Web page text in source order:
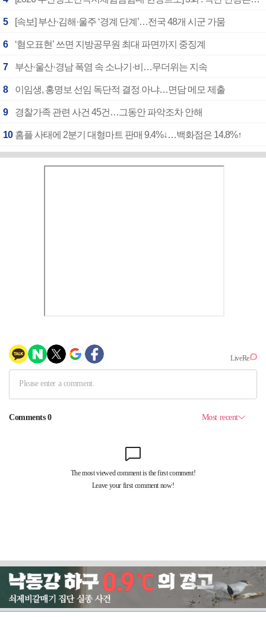
5 [속보] 부산·김해·울주 ‘경계 단계’…전국 48개 시군 가뭄
6 ‘혐오표현’ 쓰면 지방공무원 최대 파면까지 중징계
7 부산·울산·경남 폭염 속 소나기·비…무더위는 지속
8 이임생, 홍명보 선임 독단적 결정 아냐…면담 메모 제출
9 경찰가족 관련 사건 45건…그동안 파악조차 안해
10 홈플 사태에 2분기 대형마트 판매 9.4%↓…백화점은 14.8%↑